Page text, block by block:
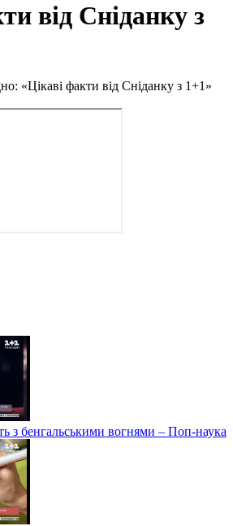
від Сніданку з
«Цікаві факти від Сніданку з 1+1»
з бенгальськими вогнями – Поп-наука